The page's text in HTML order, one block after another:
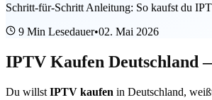
Schritt-für-Schritt Anleitung: So kaufst du
9 Min Lesedauer•02. Mai 2026
IPTV Kaufen Deutschland
Du willst IPTV kaufen in Deutschland,